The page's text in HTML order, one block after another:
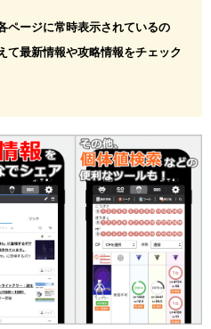
ページに常時表示されているの
て最新情報や攻略情報をチェック